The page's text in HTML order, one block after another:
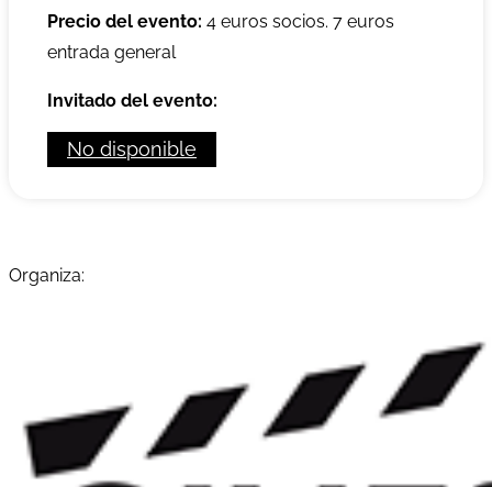
Precio del evento: 4 euros socios. 7 euros
entrada general
Invitado del evento:
No disponible
Organiza: